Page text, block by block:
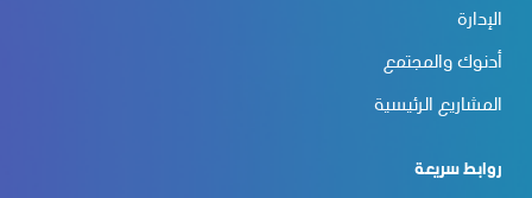
الإدارة
أدنوك والمجتمع
المشاريع الرئيسية
روابط سريعة